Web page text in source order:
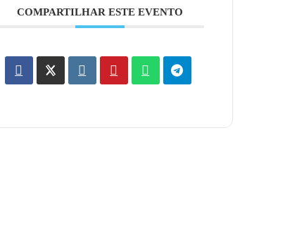
COMPARTILHAR ESTE EVENTO